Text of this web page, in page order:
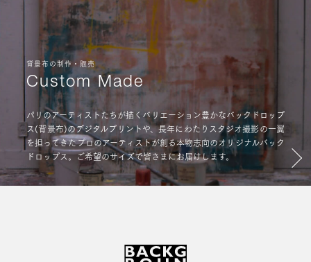
背景布の制作・販売
Custom Made
パリのアーティストたちが描くバリエーション豊かなバックドロップ
ス(背景布)のデジタルプリントや、長年にわたりスタジオ撮影の一翼
を担ってきたプロのアーティストが創る本物志向のオリジナルバック
ドロップス。ご希望のサイズで皆さまにお届けします。